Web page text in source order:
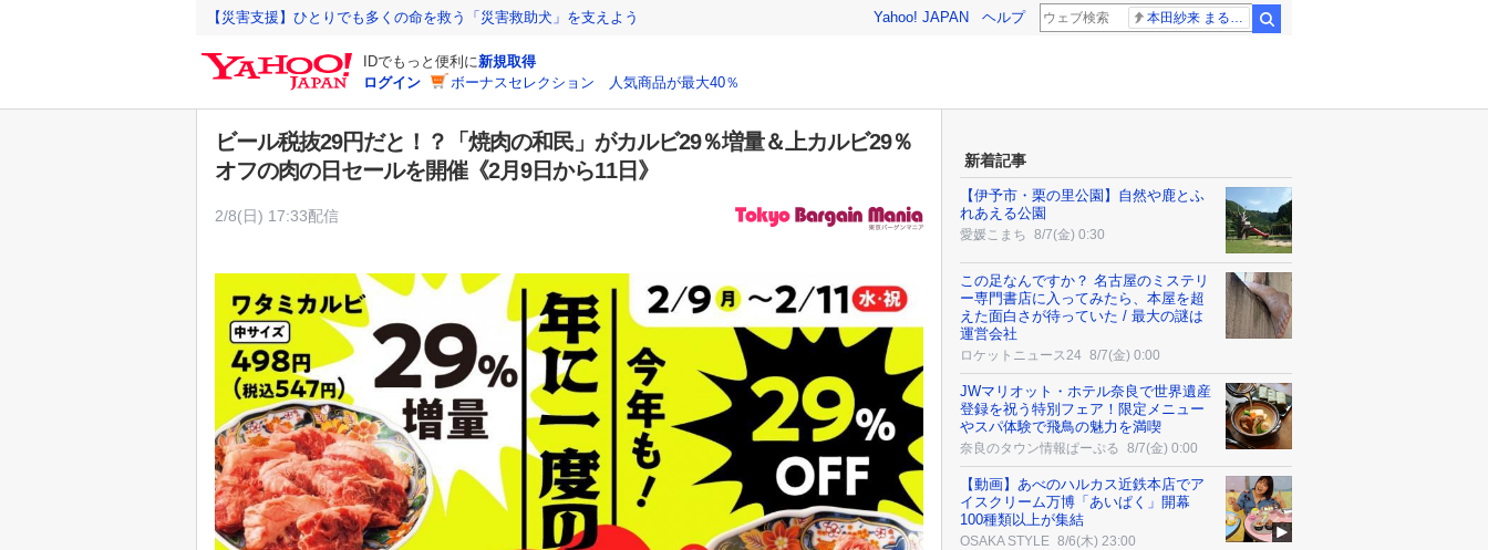
【災害支援】ひとりでも多くの命を救う「災害救助犬」を支えよう Yahoo! JAPAN ヘルプ 本田紗来 まるでお人形
IDでもっと便利に新規取得
ログイン
ボーナスセレクション 人気商品が最大40％
ビール税抜29円だと！？「焼肉の和民」がカルビ29％増量＆上カルビ29％
オフの肉の日セールを開催《2月9日から11日》
2/8(日) 17:33配信
新着記事
【伊予市・栗の里公園】自然や鹿とふ
れあえる公園
愛媛こまち 8/7(金) 0:30
この足なんですか？ 名古屋のミステリ
ー専門書店に入ってみたら、本屋を超
えた面白さが待っていた / 最大の謎は
運営会社
ロケットニュース24 8/7(金) 0:00
JWマリオット・ホテル奈良で世界遺産
登録を祝う特別フェア！限定メニュー
やスパ体験で飛鳥の魅力を満喫
奈良のタウン情報ぱーぷる 8/7(金) 0:00
【動画】あべのハルカス近鉄本店でア
イスクリーム万博「あいぱく」開幕
100種類以上が集結
OSAKA STYLE 8/6(木) 23:00